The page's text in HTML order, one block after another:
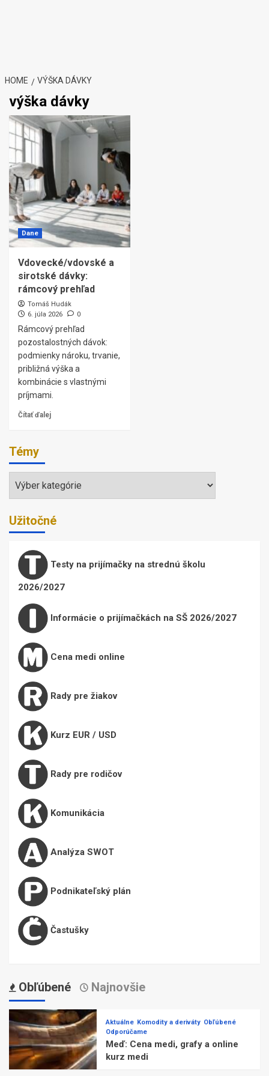
HOME VÝŠKA DÁVKY
výška dávky
Dane
Vdovecké/vdovské a
sirotské dávky:
rámcový prehľad
Tomáš Hudák
6. júla 2026
0
Rámcový prehľad
pozostalostných dávok:
podmienky nároku, trvanie,
približná výška a
kombinácie s vlastnými
príjmami.
Čítať ďalej
Témy
Témy
Užitočné
Testy na prijímačky na strednú školu
2026/2027
Informácie o prijímačkách na SŠ 2026/2027
Cena medi online
Rady pre žiakov
Kurz EUR / USD
Rady pre rodičov
Komunikácia
Analýza SWOT
Podnikateľský plán
Častušky
Obľúbené Najnovšie
Aktuálne Komodity a deriváty Obľúbené
Odporúčame
Meď: Cena medi, grafy a online
kurz medi